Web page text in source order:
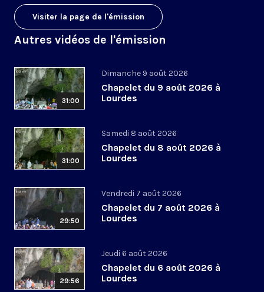
Visiter la page de l'émission
Autres vidéos de l'émission
31:00
Dimanche 9 août 2026
Chapelet du 9 août 2026 à
Lourdes
31:00
Samedi 8 août 2026
Chapelet du 8 août 2026 à
Lourdes
29:50
Vendredi 7 août 2026
Chapelet du 7 août 2026 à
Lourdes
29:56
Jeudi 6 août 2026
Chapelet du 6 août 2026 à
Lourdes